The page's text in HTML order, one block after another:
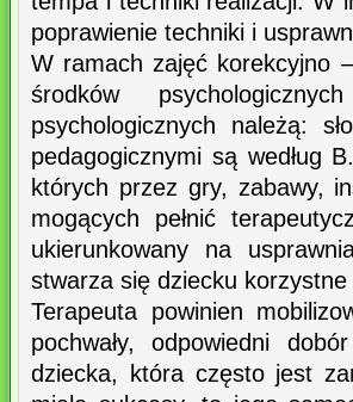
poprawienie techniki i
W ramach zajęć korekcyjno
środków
psychologicznych należą:
pedagogicznymi są według
których przez gry, zabawy,
mogących pełnić
ukierunkowany na
stwarza się dziecku
Terapeuta powinien
pochwały, odpowiedni
dziecka, która często jest